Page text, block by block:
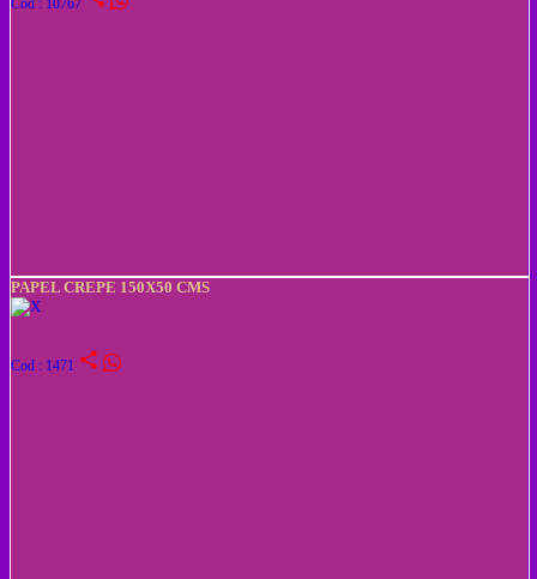
Cod : 10767
PAPEL CREPE 150X50 CMS
Cod : 1471 share